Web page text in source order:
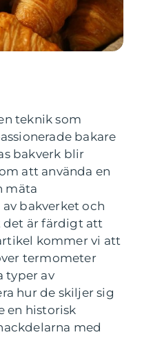
teknik som
bakare
bakverk blir
att använda en
mäta
bakverket och
det är färdigt att
kommer vi att
termometer
typer av
hur de skiljer sig
en historisk
med